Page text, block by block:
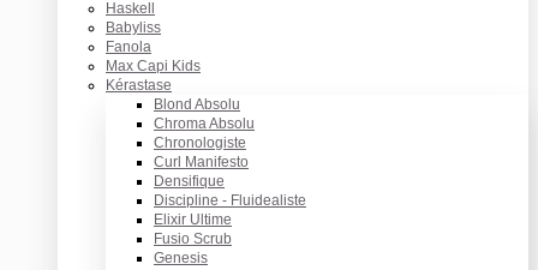
Haskell
Babyliss
Fanola
Max Capi Kids
Kérastase
Blond Absolu
Chroma Absolu
Chronologiste
Curl Manifesto
Densifique
Discipline - Fluidealiste
Elixir Ultime
Fusio Scrub
Genesis